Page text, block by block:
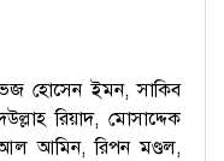
হোসেন ইমন, সাকিব
রিয়াদ, মোসাদ্দেক
আল আমিন, রিপন মণ্ডল,